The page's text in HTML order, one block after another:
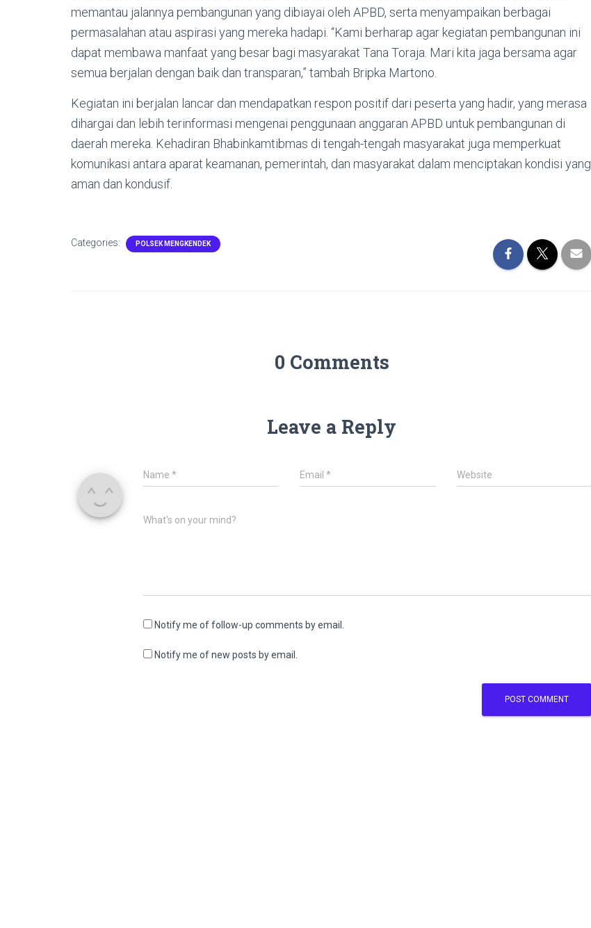
memantau jalannya pembangunan yang dibiayai oleh APBD, serta menyampaikan berbagai
permasalahan atau aspirasi yang mereka hadapi. “Kami berharap agar kegiatan pembangunan ini
dapat membawa manfaat yang besar bagi masyarakat Tana Toraja. Mari kita jaga bersama agar
semua berjalan dengan baik dan transparan,” tambah Bripka Martono.
Kegiatan ini berjalan lancar dan mendapatkan respon positif dari peserta yang hadir, yang merasa
dihargai dan lebih terinformasi mengenai penggunaan anggaran APBD untuk pembangunan di
daerah mereka. Kehadiran Bhabinkamtibmas di tengah-tengah masyarakat juga memperkuat
komunikasi antara aparat keamanan, pemerintah, dan masyarakat dalam menciptakan kondisi yang
aman dan kondusif.
Categories: POLSEK MENGKENDEK
0 Comments
Leave a Reply
Name * Email* Website
What's on your mind?
Notify me of follow-up comments by email.
Notify me of new posts by email.